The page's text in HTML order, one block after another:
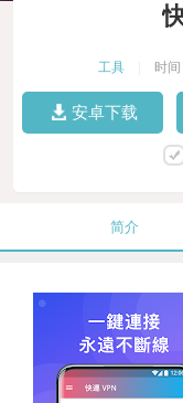
工具 时
安卓下载
简介